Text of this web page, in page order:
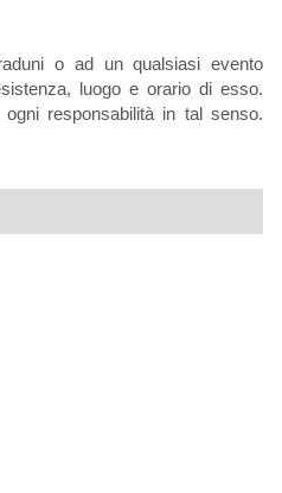
o ad un qualsiasi evento
luogo e orario di esso.
responsabilità in tal senso.